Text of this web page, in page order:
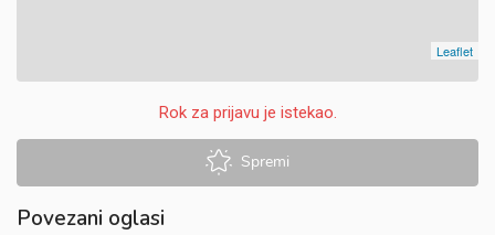
Leaflet
Rok za prijavu je istekao.
Spremi
Povezani oglasi